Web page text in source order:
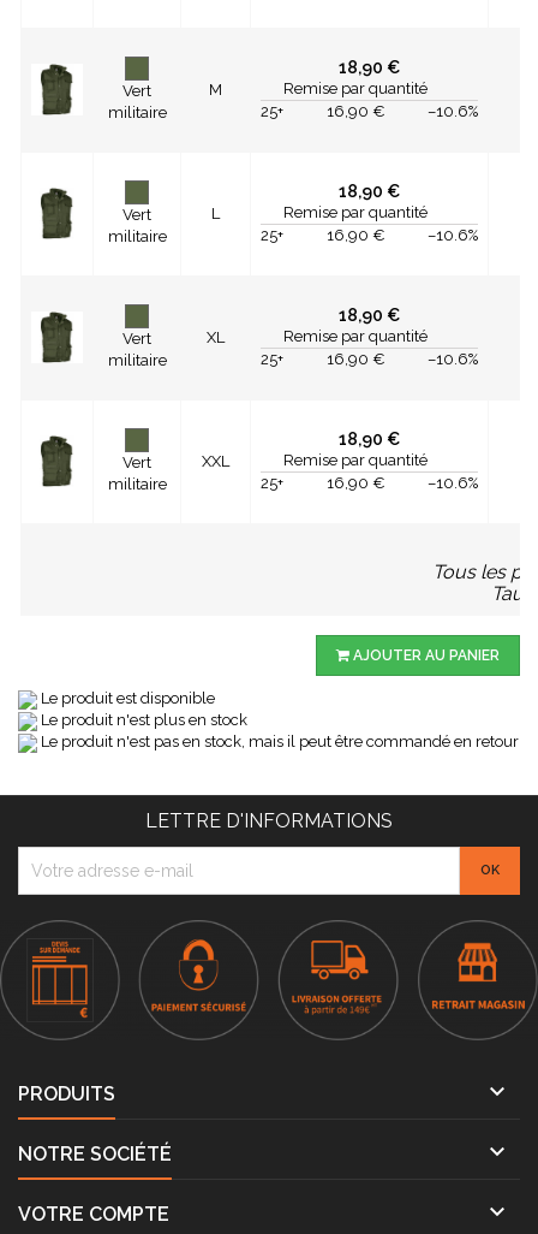
Vert
militaire
M
18,90 €
Remise par quantité
25+
16,90 € –10.6%
Vert
militaire
L
18,90 €
Remise par quantité
25+
16,90 € –10.6%
Vert
militaire
XL
18,90 €
Remise par quantité
25+
16,90 € –10.6%
Vert
militaire
XXL
18,90 €
Remise par quantité
25+
16,90 € –10.6%
Tous les
AJOUTER AU PANIER
Le produit est disponible
Le produit n'est plus en stock
Le produit n'est pas en stock, mais il peut être commandé en retour
LETTRE D'INFORMATIONS
PRODUITS 
NOTRE SOCIÉTÉ 
VOTRE COMPTE 